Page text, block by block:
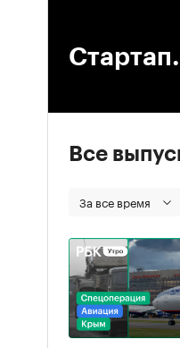
Все
За все время